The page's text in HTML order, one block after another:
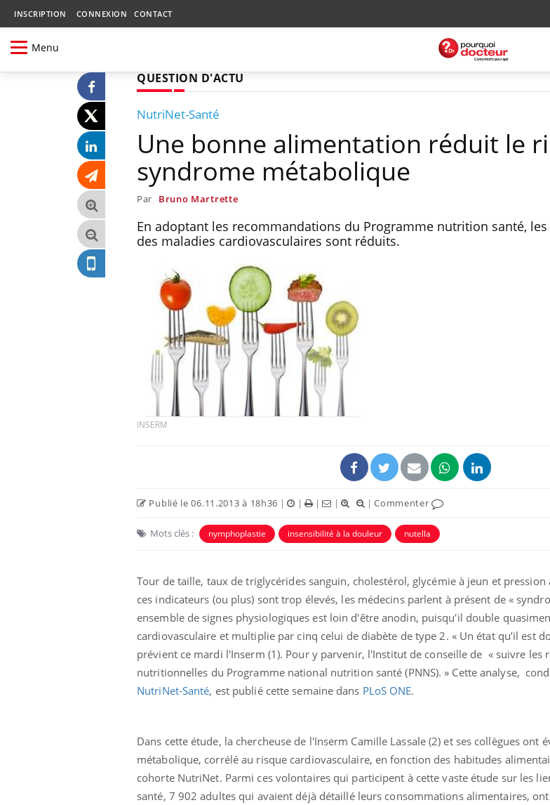
INSCRIPTION CONNEXION CONTACT
Menu
QUESTION D'ACTU
NutriNet-Santé
Une bonne alimentation réduit le
syndrome métabolique
Par Bruno Martrette
En adoptant les recommandations du Programme nutrition santé,
des maladies cardiovasculaires sont réduits.
INSERM
Publié le 06.11.2013 à 18h36 | | | | |Commenter
Mots clés : nymphoplastie insensibilité à la douleur nutella
Tour de taille, taux de triglycérides sanguin, cholestérol, glycémie à jeun et
ces indicateurs (ou plus) sont trop élevés, les médecins parlent à présent de «
ensemble de signes physiologiques est loin d'être anodin, puisqu'il double
cardiovasculaire et multiplie par cinq celui de diabète de type 2. « Un état qu’il est
prévient ce mardi l'Inserm (1). Pour y parvenir, l'Institut de conseille de « suivre les
nutritionnelles du Programme national nutrition santé (PNNS). » Cette analyse,
NutriNet-Santé, est publié cette semaine dans PLoS ONE.
Dans cette étude, la chercheuse de l'Inserm Camille Lassale (2) et ses collègues ont
métabolique, corrélé au risque cardiovasculaire, en fonction des habitudes
cohorte NutriNet. Parmi ces volontaires qui participent à cette vaste étude sur les
santé, 7 902 adultes qui avaient déjà détaillé leurs consommations alimentaires,
Chikungunya, dengue,
West Nile : que se passe-
t-il dans le sud de la
France ?
change dans la prise en
charge des femmes
enceintes
VIH : la fin du comprimé
tous les jours se profile-t-
elle enfin ?
Pourquoi votre ventre
gâche-t-il les premiers
jours de vos vacances ?
Eczéma Chronique des Mains :
expliquer ma maladieYoutube
Il y a des sujets qui sont faciles à aborder...
Youtube
Carence en fer : comprendre pour
prévenirYoutube
Fatigue, irritabilité, brouillard mental ou